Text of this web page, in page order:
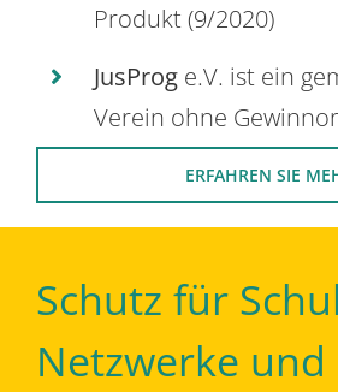
Produkt (9/2020)
JusProg e.V. ist ein
Verein ohne
ERFAHREN SIE
Schutz für
Netzwerke und